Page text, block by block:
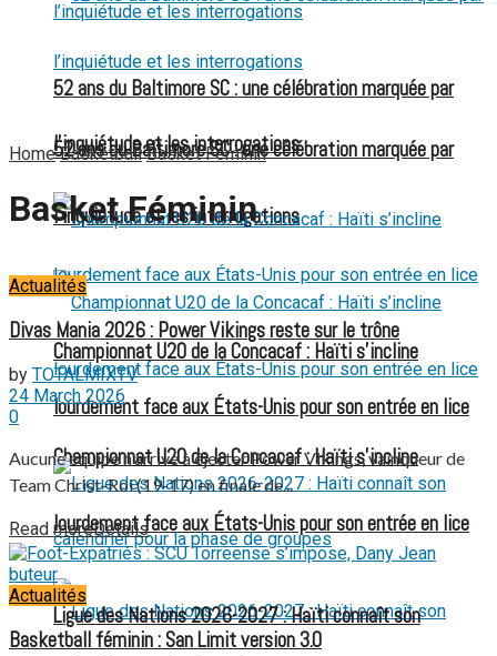
52 ans du Baltimore SC : une célébration marquée par
l’inquiétude et les interrogations
Championnat U20 de la Concacaf : Haïti s’incline
lourdement face aux États-Unis pour son entrée en lice
52 ans du Baltimore SC : une célébration marquée par
l’inquiétude et les interrogations
Championnat U20 de la Concacaf : Haïti s’incline
lourdement face aux États-Unis pour son entrée en lice
Ligue des Nations 2026-2027 : Haïti connaît son
Home Basketball Basket Féminin
Basket Féminin
Actualités
Divas Mania 2026 : Power Vikings reste sur le trône
by TOTALMIXTV
24 March 2026
0
Aucune équipe n'arrive à éjecter Power Vikings, vainqueur de
Team Christ-Roi (19-17) en finale de...
Read moreDetails
Actualités
Basketball féminin : San Limit version 3.0